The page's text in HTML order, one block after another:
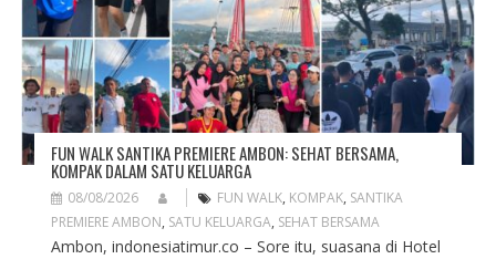
N
FUN WALK SANTIKA PREMIERE AMBON: SEHAT BERSAMA,
KOMPAK DALAM SATU KELUARGA
08/08/2026 FUN WALK, KOMPAK, SANTIKA
PREMIERE AMBON, SATU KELUARGA, SEHAT BERSAMA
Ambon, indonesiatimur.co – Sore itu, suasana di Hotel